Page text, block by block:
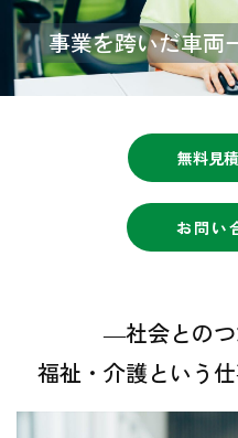
事業を跨いだ車両
無料見
お問い
―社会との
福祉・介護という